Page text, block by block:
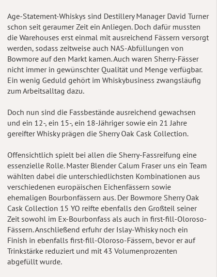
Age-Statement-Whiskys sind Destillery Manager David Turner
schon seit geraumer Zeit ein Anliegen. Doch dafür mussten
die Warehouses erst einmal mit ausreichend Fässern versorgt
werden, sodass zeitweise auch NAS-Abfüllungen von
Bowmore auf den Markt kamen. Auch waren Sherry-Fässer
nicht immer in gewünschter Qualität und Menge verfügbar.
Ein wenig Geduld gehört im Whiskybusiness zwangsläufig
zum Arbeitsalltag dazu.
Doch nun sind die Fassbestände ausreichend gewachsen
und ein 12-, ein 15-, ein 18-Jähriger sowie ein 21 Jahre
gereifter Whisky prägen die Sherry Oak Cask Collection.
Offensichtlich spielt bei allen die Sherry-Fassreifung eine
essenzielle Rolle. Master Blender Calum Fraser uns ein Team
wählten dabei die unterschiedlichsten Kombinationen aus
verschiedenen europäischen Eichenfässern sowie
ehemaligen Bourbonfässern aus. Der Bowmore Sherry Oak
Cask Collection 15 YO reifte ebenfalls den Großteil seiner
Zeit sowohl im Ex-Bourbonfass als auch in first-fill-Oloroso-
Fässern. Anschließend erfuhr der Islay-Whisky noch ein
Finish in ebenfalls first-fill-Oloroso-Fässern, bevor er auf
Trinkstärke reduziert und mit 43 Volumenprozenten
abgefüllt wurde.